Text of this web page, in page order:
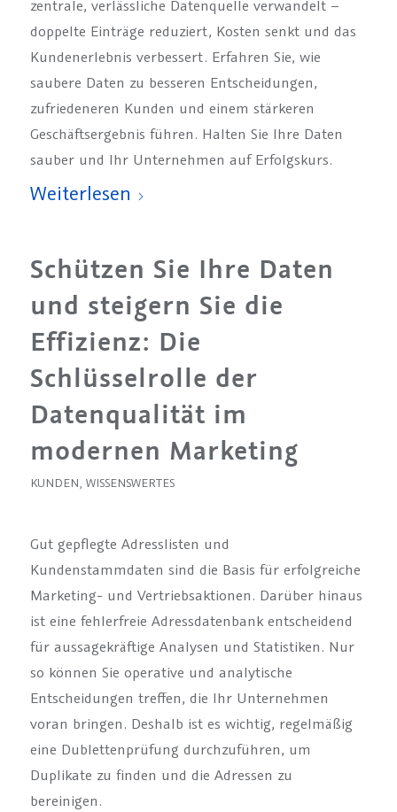
zentrale, verlässliche Datenquelle verwandelt –
doppelte Einträge reduziert, Kosten senkt und das
Kundenerlebnis verbessert. Erfahren Sie, wie
saubere Daten zu besseren Entscheidungen,
zufriedeneren Kunden und einem stärkeren
Geschäftsergebnis führen. Halten Sie Ihre Daten
sauber und Ihr Unternehmen auf Erfolgskurs.
Weiterlesen
Schützen Sie Ihre Daten
und steigern Sie die
Effizienz: Die
Schlüsselrolle der
Datenqualität im
modernen Marketing
KUNDEN, WISSENSWERTES
Gut gepflegte Adresslisten und
Kundenstammdaten sind die Basis für erfolgreiche
Marketing- und Vertriebsaktionen. Darüber hinaus
ist eine fehlerfreie Adressdatenbank entscheidend
für aussagekräftige Analysen und Statistiken. Nur
so können Sie operative und analytische
Entscheidungen treffen, die Ihr Unternehmen
voran bringen. Deshalb ist es wichtig, regelmäßig
eine Dublettenprüfung durchzuführen, um
Duplikate zu finden und die Adressen zu
bereinigen.